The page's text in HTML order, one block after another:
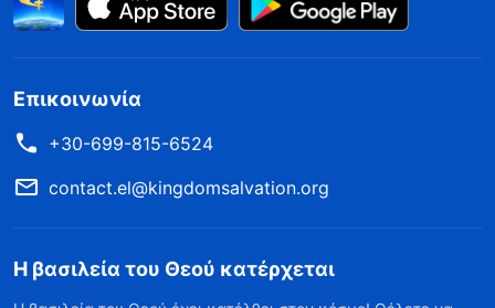
Επικοινωνία
+30-699-815-6524
contact.el@kingdomsalvation.org
Η βασιλεία του Θεού κατέρχεται